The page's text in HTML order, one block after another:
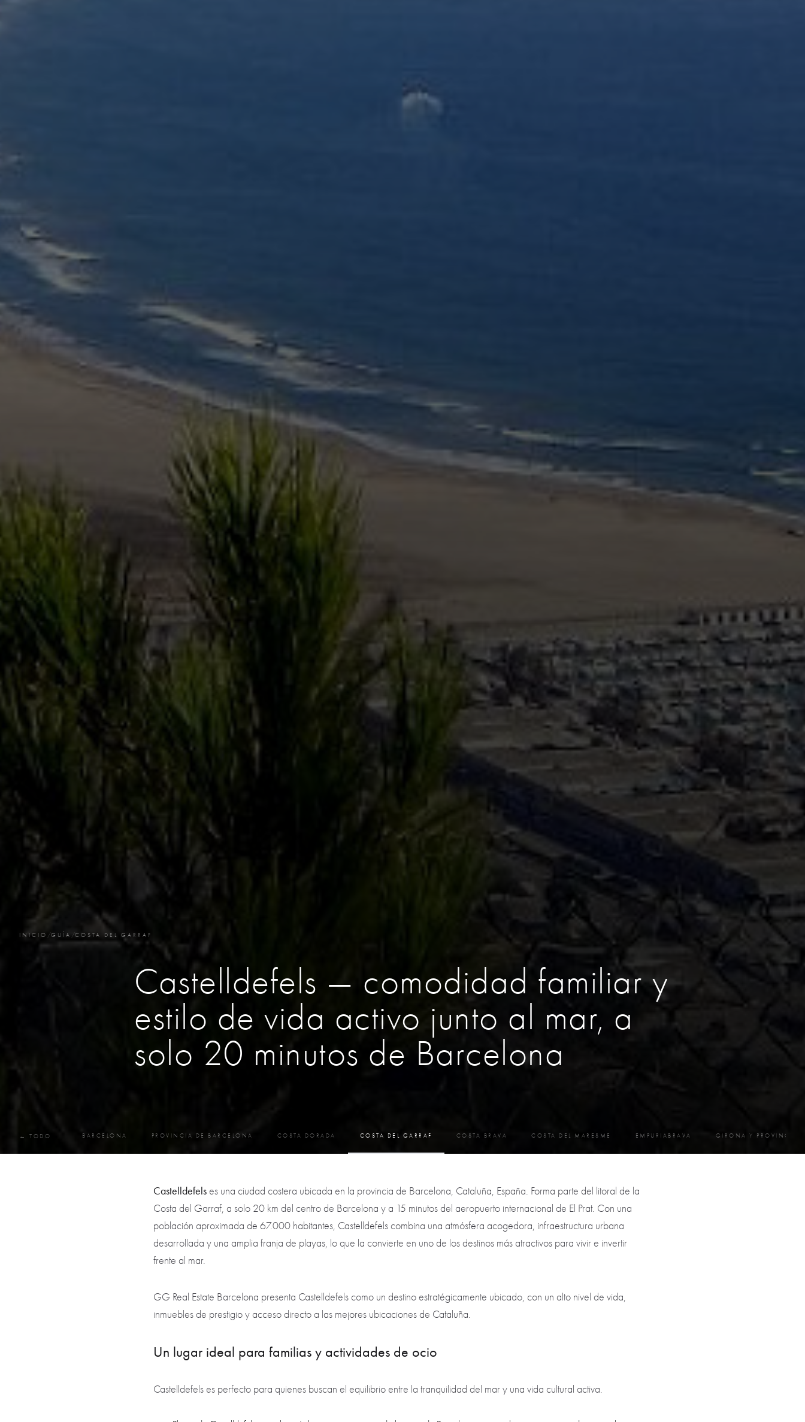
INICIO /GUÍA /COSTA DEL GARRAF
Castelldefels — comodidad familiar y
estilo de vida activo junto al mar, a
solo 20 minutos de Barcelona
← TODO BARCELONA PROVINCIA DE BARCELONA COSTA DORADA COSTA DEL GARRAF COSTA BRAVA COSTA DEL MARESME EMPURIABRAVA GIRONA Y PROVINCIA
Castelldefelses una ciudad costera ubicada en la provincia de Barcelona, Cataluña, España. Forma parte del litoral de la
Costa del Garraf, a solo 20 km del centro de Barcelona y a 15 minutos del aeropuerto internacional de El Prat. Con una
población aproximada de 67.000 habitantes, Castelldefels combina una atmósfera acogedora, infraestructura urbana
desarrollada y una amplia franja de playas, lo que la convierte en uno de los destinos más atractivos para vivir e invertir
frente al mar.
GG Real Estate Barcelona presenta Castelldefels como un destino estratégicamente ubicado, con un alto nivel de vida,
inmuebles de prestigio y acceso directo a las mejores ubicaciones de Cataluña.
Un lugar ideal para familias y actividades de ocio
Castelldefels es perfecto para quienes buscan el equilibrio entre la tranquilidad del mar y una vida cultural activa.